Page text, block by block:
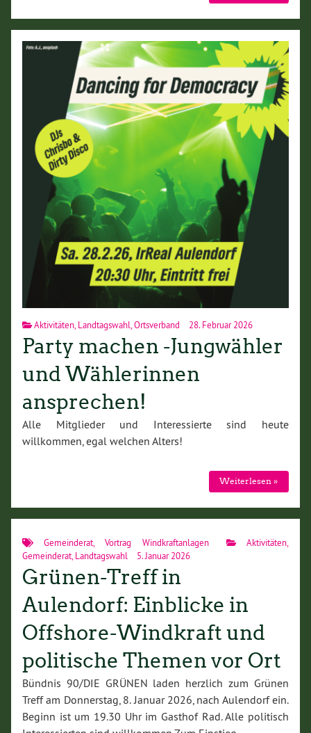
Aktivitäten Landtagswahl Ortsverband 28. Februar 2026
Party machen -Jungwähler
und Wählerinnen
ansprechen!
Alle Mitglieder und Interessierte sind heute
willkommen, egal welchen Alters!
Weiterlesen »
Gemeinderat ,Vortrag Windkraftanlagen Aktivitäten
Gemeinderat Landtagswahl 5. Januar 2026
Grünen-Treff in
Aulendorf: Einblicke in
Offshore-Windkraft und
politische Themen vor Ort
Bündnis 90/DIE GRÜNEN laden herzlich zum Grünen
Treff am Donnerstag, 8. Januar 2026, nach Aulendorf ein.
Beginn ist um 19.30 Uhr im Gasthof Rad. Alle politisch